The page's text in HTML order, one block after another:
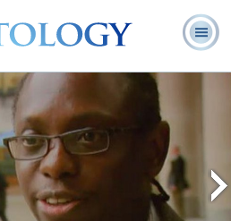
Ministros
Voluntarios
Preguntas
Frecuentes